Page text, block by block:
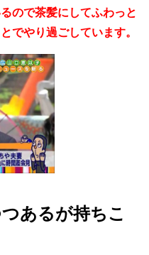
ので茶髪にしてふわっと
でやり過ごしています。
あるが持ちこ